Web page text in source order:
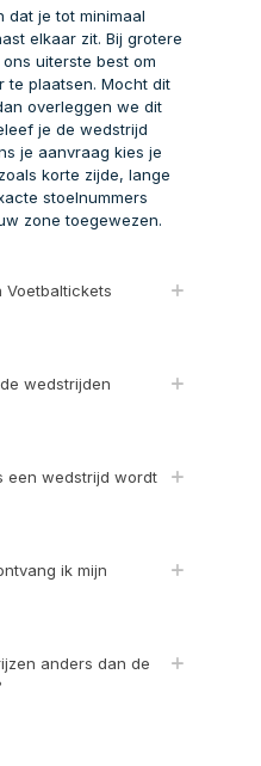
dat je tot minimaal
elkaar zit. Bij grotere
uiterste best om
te plaatsen. Mocht dit
overleggen we dit
je de wedstrijd
je aanvraag kies je
korte zijde, lange
stoelnummers
zone toegewezen.
Voetbaltickets
wedstrijden
een wedstrijd wordt
ik mijn
anders dan de